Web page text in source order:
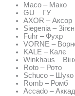
Maco – Мако
GU – ГУ
AXOR – Аксор
Siegenia –
Fuhr – Фухр
VORNE –
KALE – Калє
Winkhaus –
Roto – Рото
Schuco – Шуко
Romb – Ромб
Accado –